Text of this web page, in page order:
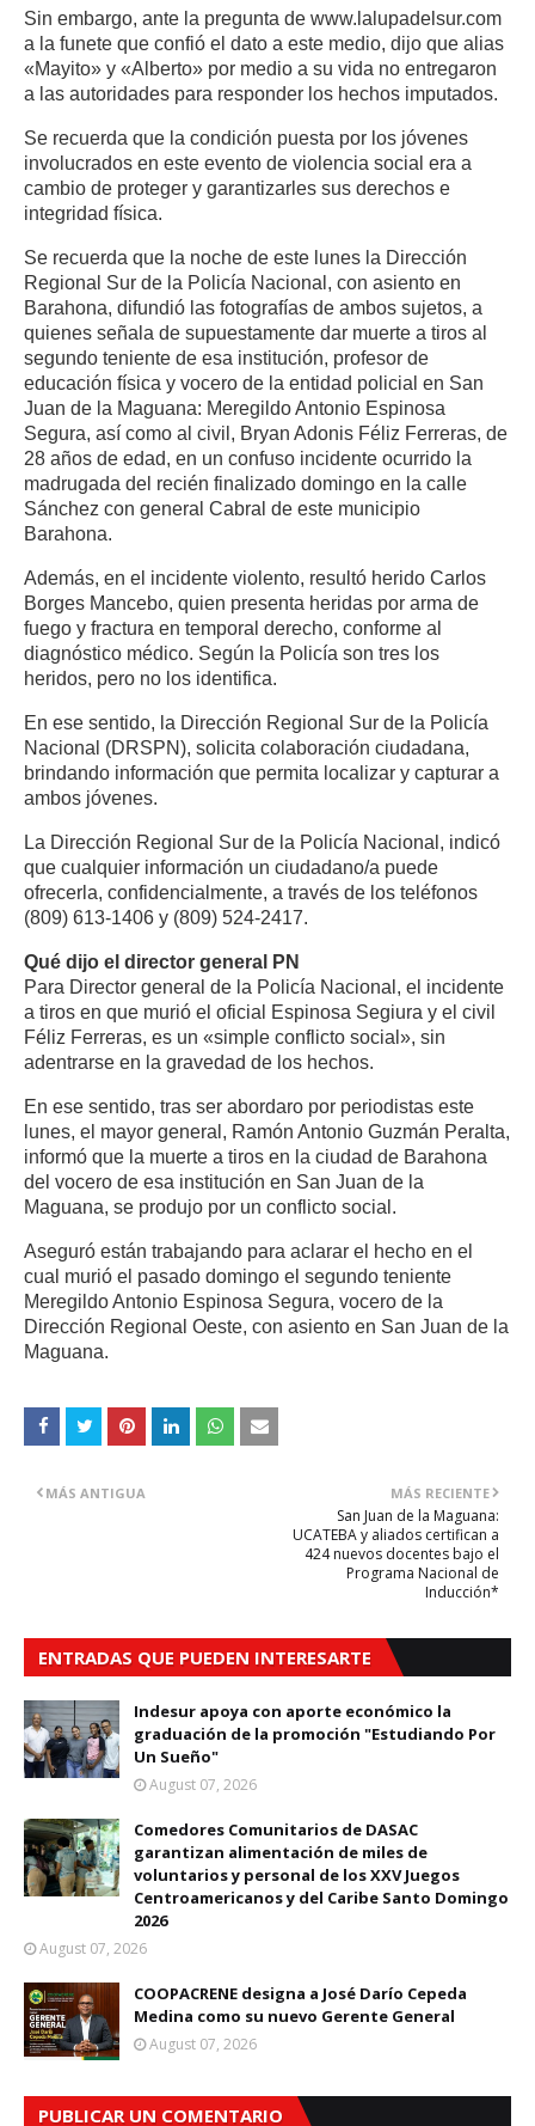
Sin embargo, ante la pregunta de www.lalupadelsur.com
a la funete que confió el dato a este medio, dijo que alias
«Mayito» y «Alberto» por medio a su vida no entregaron
a las autoridades para responder los hechos imputados.
Se recuerda que la condición puesta por los jóvenes
involucrados en este evento de violencia social era a
cambio de proteger y garantizarles sus derechos e
integridad física.
Se recuerda que la noche de este lunes la Dirección
Regional Sur de la Policía Nacional, con asiento en
Barahona, difundió las fotografías de ambos sujetos, a
quienes señala de supuestamente dar muerte a tiros al
segundo teniente de esa institución, profesor de
educación física y vocero de la entidad policial en San
Juan de la Maguana: Meregildo Antonio Espinosa
Segura, así como al civil, Bryan Adonis Féliz Ferreras, de
28 años de edad, en un confuso incidente ocurrido la
madrugada del recién finalizado domingo en la calle
Sánchez con general Cabral de este municipio
Barahona.
Además, en el incidente violento, resultó herido Carlos
Borges Mancebo, quien presenta heridas por arma de
fuego y fractura en temporal derecho, conforme al
diagnóstico médico. Según la Policía son tres los
heridos, pero no los identifica.
En ese sentido, la Dirección Regional Sur de la Policía
Nacional (DRSPN), solicita colaboración ciudadana,
brindando información que permita localizar y capturar a
ambos jóvenes.
La Dirección Regional Sur de la Policía Nacional, indicó
que cualquier información un ciudadano/a puede
ofrecerla, confidencialmente, a través de los teléfonos
(809) 613-1406 y (809) 524-2417.
Qué dijo el director general PN
Para Director general de la Policía Nacional, el incidente
a tiros en que murió el oficial Espinosa Segiura y el civil
Féliz Ferreras, es un «simple conflicto social», sin
adentrarse en la gravedad de los hechos.
En ese sentido, tras ser abordaro por periodistas este
lunes, el mayor general, Ramón Antonio Guzmán Peralta,
informó que la muerte a tiros en la ciudad de Barahona
del vocero de esa institución en San Juan de la
Maguana, se produjo por un conflicto social.
Aseguró están trabajando para aclarar el hecho en el
cual murió el pasado domingo el segundo teniente
Meregildo Antonio Espinosa Segura, vocero de la
Dirección Regional Oeste, con asiento en San Juan de la
Maguana.
MÁS RECIENTE
San Juan de la Maguana:
UCATEBA y aliados certifican a
424 nuevos docentes bajo el
Programa Nacional de
Inducción*
MÁS ANTIGUA
ENTRADAS QUE PUEDEN INTERESARTE
Indesur apoya con aporte económico la
graduación de la promoción "Estudiando Por
Un Sueño"
August 07, 2026
Comedores Comunitarios de DASAC
garantizan alimentación de miles de
voluntarios y personal de los XXV Juegos
Centroamericanos y del Caribe Santo Domingo
2026
August 07, 2026
COOPACRENE designa a José Darío Cepeda
Medina como su nuevo Gerente General
August 07, 2026
PUBLICAR UN COMENTARIO